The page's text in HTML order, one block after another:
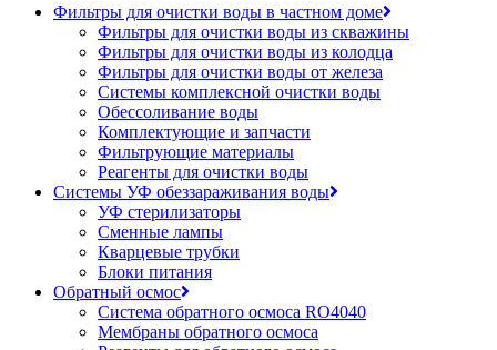
Фильтры для очистки воды в частном доме
Фильтры для очистки воды из скважины
Фильтры для очистки воды из колодца
Фильтры для очистки воды от железа
Системы комплексной очистки воды
Обессоливание воды
Комплектующие и запчасти
Фильтрующие материалы
Реагенты для очистки воды
Системы УФ обеззараживания воды
УФ стерилизаторы
Сменные лампы
Кварцевые трубки
Блоки питания
Обратный осмос
Система обратного осмоса RO4040
Мембраны обратного осмоса